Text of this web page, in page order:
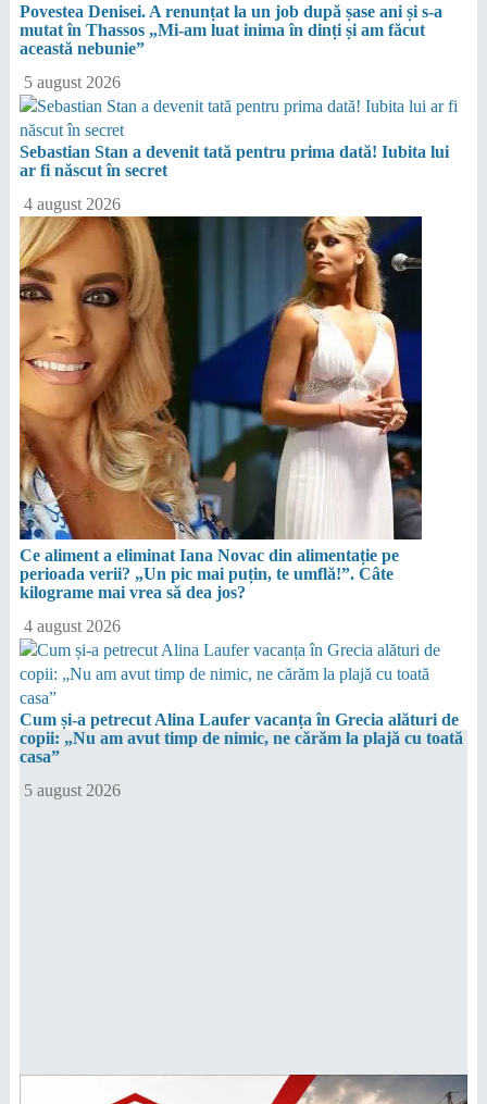
Povestea Denisei. A renunțat la un job după șase ani și s-a
mutat în Thassos „Mi-am luat inima în dinți și am făcut
această nebunie”
5 august 2026
Sebastian Stan a devenit tată pentru prima dată! Iubita lui
ar fi născut în secret
4 august 2026
Ce aliment a eliminat Iana Novac din alimentație pe
perioada verii? „Un pic mai puțin, te umflă!”. Câte
kilograme mai vrea să dea jos?
4 august 2026
Cum și-a petrecut Alina Laufer vacanța în Grecia alături de
copii: „Nu am avut timp de nimic, ne cărăm la plajă cu toată
casa”
5 august 2026